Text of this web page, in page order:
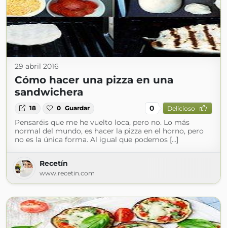
29 abril 2016
Cómo hacer una pizza en una
sandwichera
18 0 Guardar 0 Delicioso
Pensaréis que me he vuelto loca, pero no. Lo más
normal del mundo, es hacer la pizza en el horno, pero
no es la única forma. Al igual que podemos […]
Recetín
www.recetin.com